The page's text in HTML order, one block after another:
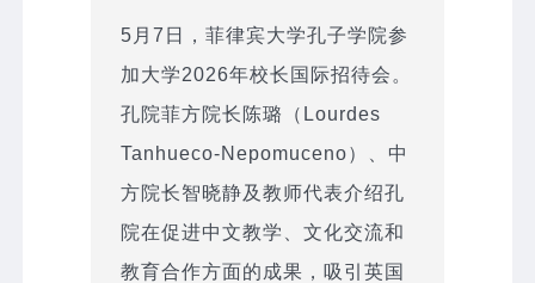
5月7日，菲律宾大学孔子学院参
加大学2026年校长国际招待会。
孔院菲方院长陈璐（Lourdes
Tanhueco-Nepomuceno）、中
方院长智晓静及教师代表介绍孔
院在促进中文教学、文化交流和
教育合作方面的成果，吸引英国